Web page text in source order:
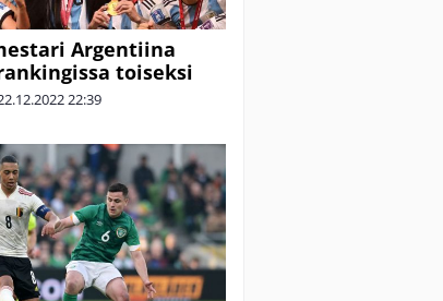
Argentiina
toiseksi
22:39